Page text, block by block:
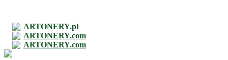
ARTONERY.pl
ARTONERY.com
ARTONERY.com